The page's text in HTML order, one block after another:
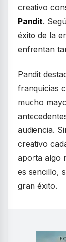
creativo
Pandit.
éxito de la
enfrentan
Pandit
franquicias
mucho
audiencia.
creativo
aporta algo
es sencillo,
gran éxito.